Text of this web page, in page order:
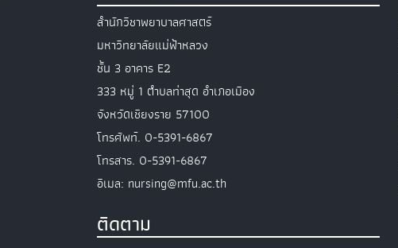
สำนักวิชาพยาบาลศาสตร์
มหาวิทยาลัยแม่ฟ้าหลวง
ชั้น 3 อาคาร E2
333 หมู่ 1 ตำบลท่าสุด อำเภอเมือง
จังหวัดเชียงราย 57100
โทรศัพท์. 0-5391-6867
โทรสาร. 0-5391-6867
อีเมล: nursing@mfu.ac.th
ติดตาม